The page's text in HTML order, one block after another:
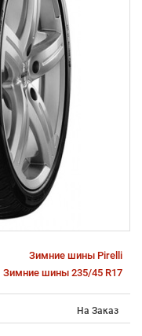
Зимние шины Pirelli
Зимние шины 235/45 R17
На Заказ